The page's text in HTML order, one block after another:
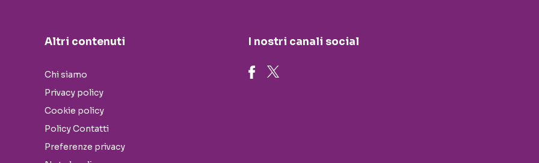
Altri contenuti
Chi siamo
Privacy policy
Cookie policy
Policy Contatti
Preferenze privacy
I nostri canali social